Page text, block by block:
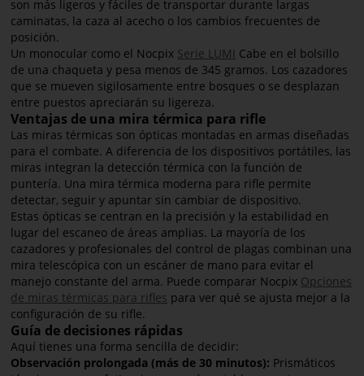
son más ligeros y fáciles de transportar durante largas
caminatas, la caza al acecho o los cambios frecuentes de
posición.
Un monocular como el Nocpix Serie LUMI Cabe en el bolsillo
de una chaqueta y pesa menos de 345 gramos. Los cazadores
que se mueven sigilosamente entre bosques o se desplazan
entre puestos apreciarán su ligereza.
Ventajas de una mira térmica para rifle
Las miras térmicas son ópticas montadas en armas diseñadas
para el combate. A diferencia de los dispositivos portátiles, las
miras integran la detección térmica con la función de
puntería. Una mira térmica moderna para rifle permite
detectar, seguir y apuntar sin cambiar de dispositivo.
Estas ópticas se centran en la precisión y la estabilidad en
lugar del escaneo de áreas amplias. La mayoría de los
cazadores y profesionales del control de plagas combinan una
mira telescópica con un escáner de mano para evitar el
manejo constante del arma. Puede comparar Nocpix Opciones
de miras térmicas para rifles para ver qué se ajusta mejor a la
configuración de su rifle.
Guía de decisiones rápidas
Aquí tienes una forma sencilla de decidir:
Observación prolongada (más de 30 minutos): Prismáticos